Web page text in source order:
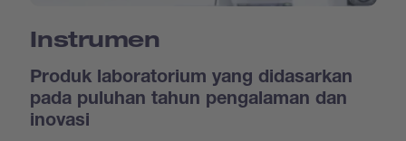
Instrumen
Produk laboratorium yang didasarkan
pada puluhan tahun pengalaman dan
inovasi